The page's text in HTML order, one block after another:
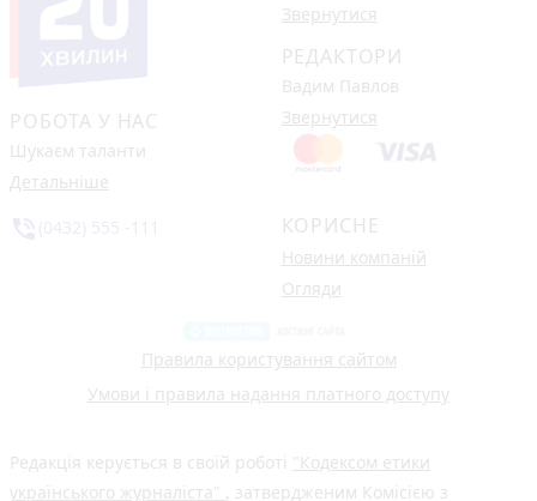
РОБОТА У НАС
Шукаєм таланти
Детальніше
Звернутися
РЕДАКТОРИ
Вадим Павлов
Звернутися
КОРИСНЕ
Новини компаній
Огляди
Правила користування сайтом
Умови і правила надання платного доступу
Редакція керується в своїй роботі "Кодексом етики
українського журналіста" , затвердженим Комісією з